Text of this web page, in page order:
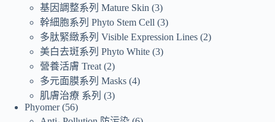
基因調整系列 Mature Skin 3
幹細胞系列 Phyto Stem Cell 3
多肽緊緻系列 Visible Expression Lines 2
美白去斑系列 Phyto White 3
營養活膚 Treat 2
多元面膜系列 Masks 4
肌膚治療 系列
3
Phyomer 56